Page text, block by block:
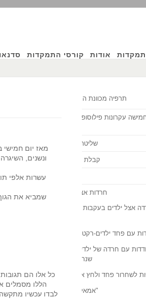
אודות קורסי התמקדות
מאז יום חמישי
ונשנים,
עשרות אלפי
שמביא את
כל אלו הם
הללו מסמלים
לבדו עכשיו
תרפיה מכוונת התמקדות
עקרונות פילוסופיים /יוג'ין
שליטה עצמית
קבלת החלטות
חרדות אצל ילדים
אצל ילדים בעקבות "השריפה
עם פחד ילדים-רקטות בדרום
עם חרדה של ילדים בגילאי
שנתיים-שלוש
לשחרור פחד ולחץ אצל ילדים
"אמאל'ה כלב"!